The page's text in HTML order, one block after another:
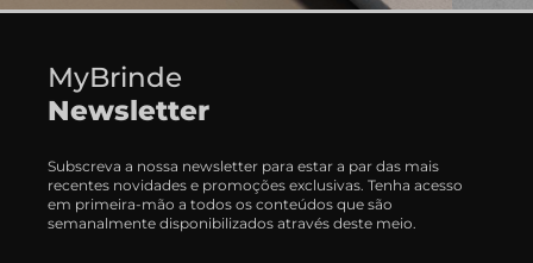
MyBrinde
Newsletter
Subscreva a nossa newsletter para estar a par das mais
recentes novidades e promoções exclusivas. Tenha acesso
em primeira-mão a todos os conteúdos que são
semanalmente disponibilizados através deste meio.